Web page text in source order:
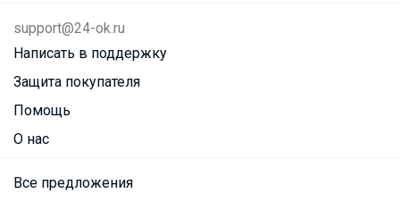
support@24-ok.ru
Написать в поддержку
Защита покупателя
Помощь
О нас
Все предложения